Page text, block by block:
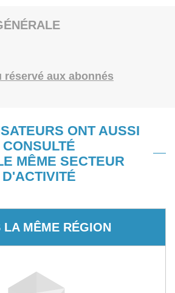
réservé aux abonnés
ONT AUSSI
CONSULTÉ
MÊME SECTEUR
D'ACTIVITÉ
LA MÊME RÉGION